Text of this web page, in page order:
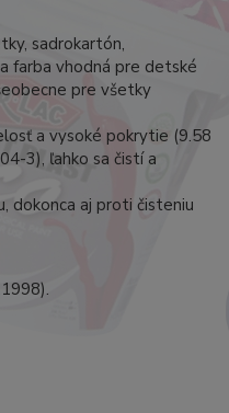
sadrokartón,
farba vhodná pre detské
pre všetky
a vysoké pokrytie (9.58
3), ľahko sa čistí a
dokonca aj proti čisteniu